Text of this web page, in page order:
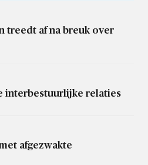
treedt af na breuk over
interbestuurlijke relaties
afgezwakte